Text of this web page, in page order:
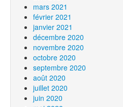
mars 2021
février 2021
janvier 2021
décembre 2020
novembre 2020
octobre 2020
septembre 2020
août 2020
juillet 2020
juin 2020